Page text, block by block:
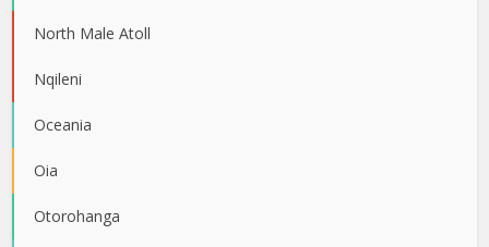
North Male Atoll
Nqileni
Oceania
Oia
Otorohanga